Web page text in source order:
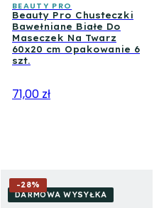
BEAUTY PRO
Beauty Pro Chusteczki
Bawełniane Białe Do
Maseczek Na Twarz
60x20 cm Opakowanie 6
szt.
71,00 zł
-28%
DARMOWA WYSYŁKA